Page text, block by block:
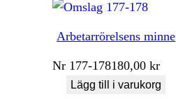
Arbetarrörelsens minne
Nr 177-178180,00kr
Lägg till i varukorg